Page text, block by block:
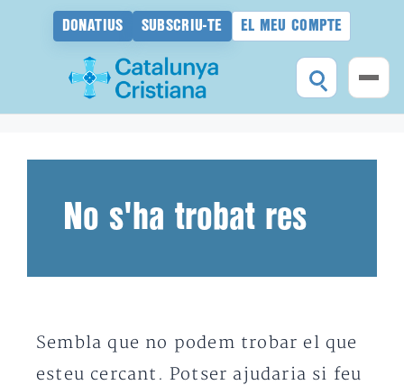
DONATIUS SUBSCRIU-TE EL MEU COMPTE
No s'ha trobat res
Sembla que no podem trobar el que
esteu cercant. Potser ajudaria si feu